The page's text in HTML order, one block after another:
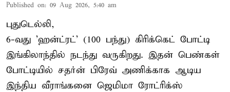
Published on: 09 Aug 2026, 5:40 am
புதுடெல்லி,
6-வது 'ஹன்ட்ரட்' (100 பந்து) கிரிக்கெட் போட்டி
இங்கிலாந்தில் நடந்து வருகிறது. இதன் பெண்கள்
போட்டியில் சதர்ன் பிரேவ் அணிக்காக ஆடிய
இந்திய வீராங்கனை ஜெமிமா ரோட்ரிக்ஸ்